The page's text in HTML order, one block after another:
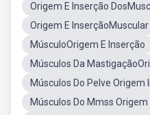
Origem E Inserção
Origem E InserçãoMuscular
MúsculoOrigem E Inserção
Músculos Da
Músculos Do Pelve Origem
Músculos Do Mmss